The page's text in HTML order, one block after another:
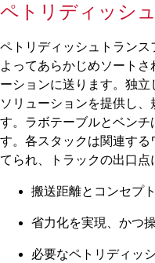
ペトリディッシ
ペトリディッシュトラン
よってあらかじめソート
ーションに送ります。独
ソリューションを提供し
す。ラボテーブルとベン
す。各スタックは関連す
てられ、トラックの出口点
搬送距離とコンセプ
省力化を実現、かつ
必要なペトリディッ